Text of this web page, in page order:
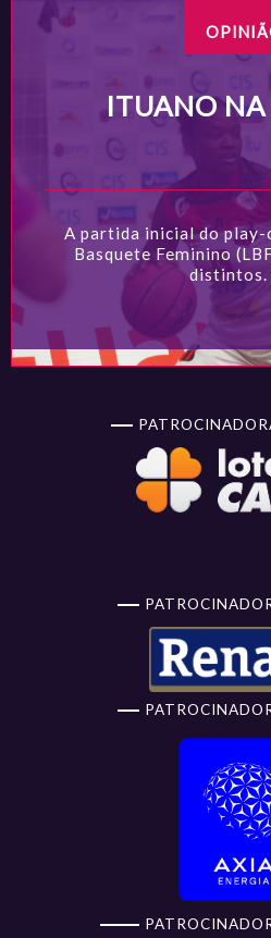
ITUANO NA
A partida inicial do
Basquete Feminino
distintos.